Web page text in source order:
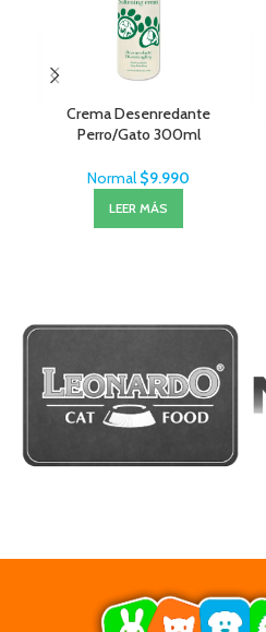
Crema Desenredante
Perro/Gato 300ml
Normal $9.990
LEER MÁS